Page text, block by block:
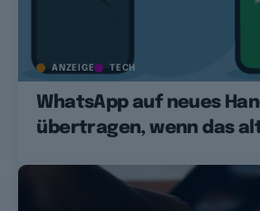
ANZEIGE TECH
WhatsApp auf neues
übertragen, wenn das